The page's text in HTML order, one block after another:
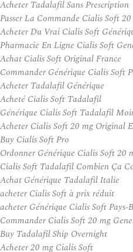
Acheter Tadalafil Sans Prescription
Passer La Commande Cialis Soft
Acheter Du Vrai Cialis Soft
Pharmacie En Ligne Cialis Soft
Achat Cialis Soft Original France
Commander Générique Cialis Soft
Acheter Tadalafil Générique
Acheté Cialis Soft Tadalafil
Générique Cialis Soft Tadalafil
Acheter Cialis Soft 20 mg Original
Buy Cialis Soft Pro
Ordonner Générique Cialis Soft 20
Cialis Soft Tadalafil Combien Ça
Achat Générique Tadalafil Italie
acheter Cialis Soft à prix réduit
acheter Générique Cialis Soft Pays-
Commander Cialis Soft 20 mg
Buy Tadalafil Ship Overnight
Acheter 20 mg Cialis Soft